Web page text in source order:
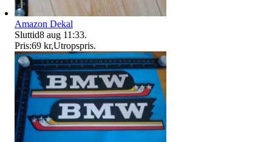
Amazon Dekal
Sluttid8 aug 11:33.
Pris:69 kr,Utropspris.